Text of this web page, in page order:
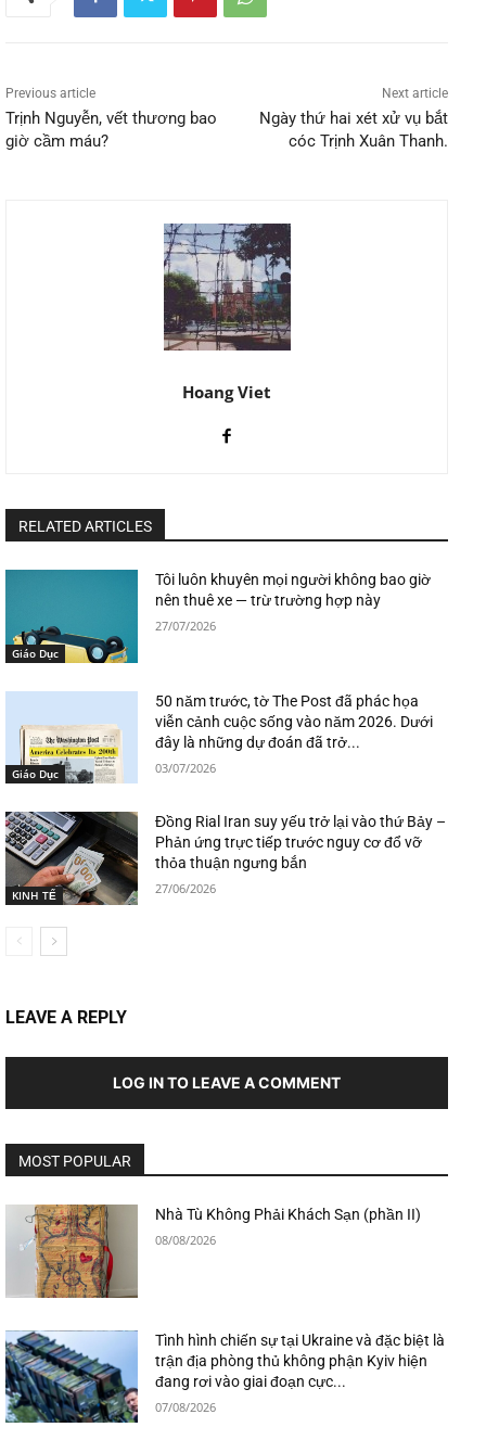
Previous article
Trịnh Nguyễn, vết thương bao
giờ cầm máu?
Next article
Ngày thứ hai xét xử vụ bắt
cóc Trịnh Xuân Thanh.
Hoang Viet
RELATED ARTICLES
Giáo Dục
Tôi luôn khuyên mọi người không bao giờ
nên thuê xe — trừ trường hợp này
27/07/2026
Giáo Dục
50 năm trước, tờ The Post đã phác họa
viễn cảnh cuộc sống vào năm 2026. Dưới
đây là những dự đoán đã trở...
03/07/2026
KINH TẾ
Đồng Rial Iran suy yếu trở lại vào thứ Bảy –
Phản ứng trực tiếp trước nguy cơ đổ vỡ
thỏa thuận ngưng bắn
27/06/2026
LEAVE A REPLY
LOG IN TO LEAVE A COMMENT
MOST POPULAR
Nhà Tù Không Phải Khách Sạn (phần II)
08/08/2026
Tình hình chiến sự tại Ukraine và đặc biệt là
trận địa phòng thủ không phận Kyiv hiện
đang rơi vào giai đoạn cực...
07/08/2026